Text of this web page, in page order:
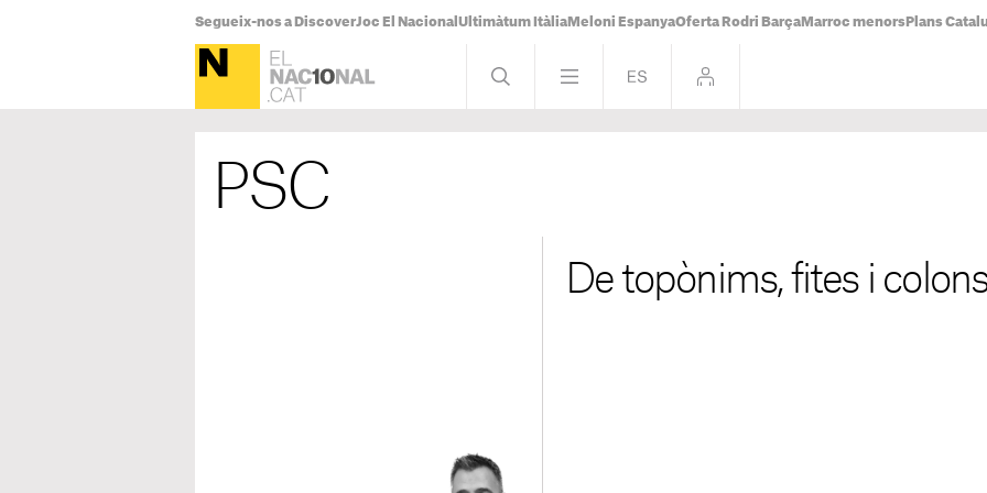
Segueix-nos a DiscoverJoc El Nacional Ultimàtum Itàlia Meloni EspanyaOferta Rodri Barça Marroc menors Plans
PSC
De topònims, fites i